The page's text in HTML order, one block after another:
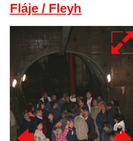
Fláje / Fleyh